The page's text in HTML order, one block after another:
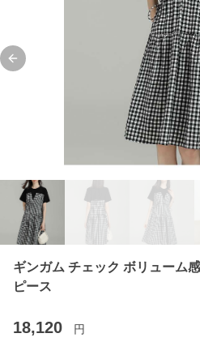
Previous slide
ギンガム チェック ボリューム
ピース
18,120 円